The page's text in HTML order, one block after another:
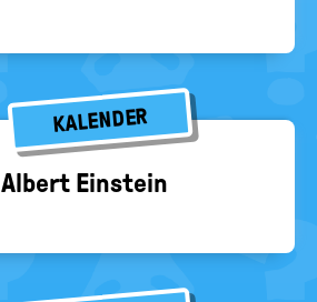
KALENDER
Al­bert Ein­stein